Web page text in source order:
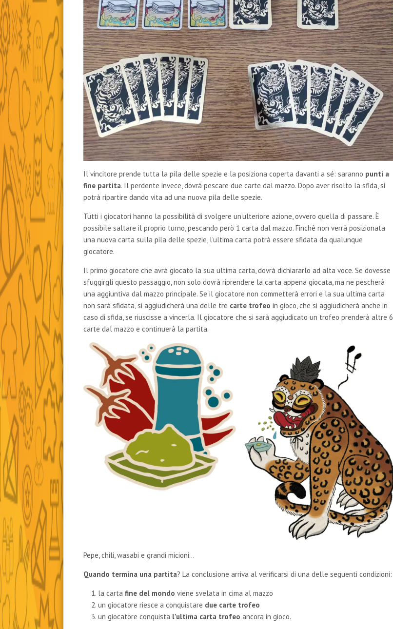
Il vincitore prende tutta la pila delle spezie e la posiziona coperta davanti a sé: saranno punti a
fine partita. Il perdente invece, dovrà pescare due carte dal mazzo. Dopo aver risolto la sfida, si
potrà ripartire dando vita ad una nuova pila delle spezie.
Tutti i giocatori hanno la possibilità di svolgere un’ulteriore azione, ovvero quella di passare. È
possibile saltare il proprio turno, pescando però 1 carta dal mazzo. Finchè non verrà posizionata
una nuova carta sulla pila delle spezie, l’ultima carta potrà essere sfidata da qualunque
giocatore.
Il primo giocatore che avrà giocato la sua ultima carta, dovrà dichiararlo ad alta voce. Se dovesse
sfuggirgli questo passaggio, non solo dovrà riprendere la carta appena giocata, ma ne pescherà
una aggiuntiva dal mazzo principale. Se il giocatore non commetterà errori e la sua ultima carta
non sarà sfidata, si aggiudicherà una delle tre carte trofeo in gioco, che si aggiudicherà anche in
caso di sfida, se riuscisse a vincerla. Il giocatore che si sarà aggiudicato un trofeo prenderà altre 6
carte dal mazzo e continuerà la partita.
Pepe, chili, wasabi e grandi micioni…
Quando termina una partita? La conclusione arriva al verificarsi di una delle seguenti condizioni:
la cartafine del mondo viene svelata in cima al mazzo
un giocatore riesce a conquistare due carte trofeo
un giocatore conquista l’ultima carta trofeo ancora in gioco.